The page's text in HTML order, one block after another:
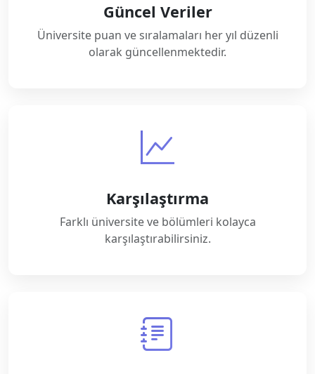
Güncel Veriler
Üniversite puan ve sıralamaları her yıl düzenli
olarak güncellenmektedir.
Karşılaştırma
Farklı üniversite ve bölümleri kolayca
karşılaştırabilirsiniz.